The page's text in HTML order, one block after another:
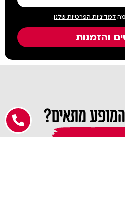
למדיניות הפרטיות שלנו.
והזמנות
מתאים?